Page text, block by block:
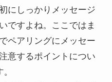
にしっかりメッセージ
ですよね。ここではま
ペアリングにメッセー
意するポイントについ